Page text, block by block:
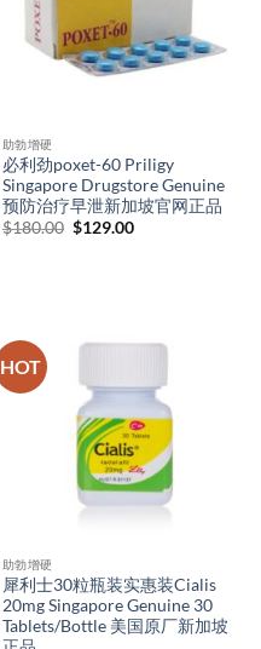
助勃增硬
必利劲poxet-60 Priligy
Singapore Drugstore Genuine
预防治疗早泄新加坡官网正品
$180.00 Original
$129.00Current
HOT
助勃增硬
犀利士30粒瓶装实惠装Cialis
20mg Singapore Genuine 30
Tablets/Bottle 美国原厂新加坡